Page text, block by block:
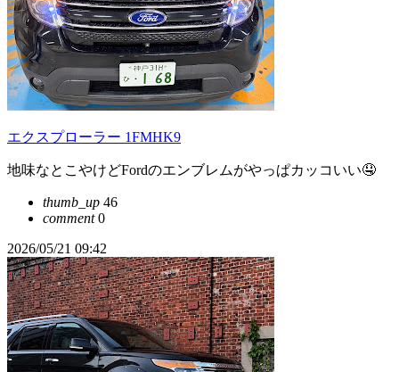
エクスプローラー 1FMHK9
地味なとこやけどFordのエンブレムがやっぱカッコいい🤤
thumb_up 46
comment0
2026/05/21 09:42